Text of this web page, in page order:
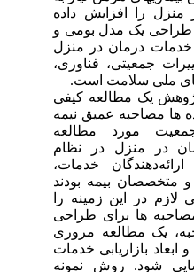
را افزایش داده
یک مدل بومی و
خدمات درمان در منزل
جمعیتی، فناوری،
ملی سلامت است.
یک مطالعه کیفی
مصاحبه عمیق نیمه
مورد مطالعه
در منزل در نظام
خدمات،
بیمه بودند
در این زمینه را
ها برای طراحی
یک مطالعه مروری
بازاریابی خدمات
شود. روش نمونه